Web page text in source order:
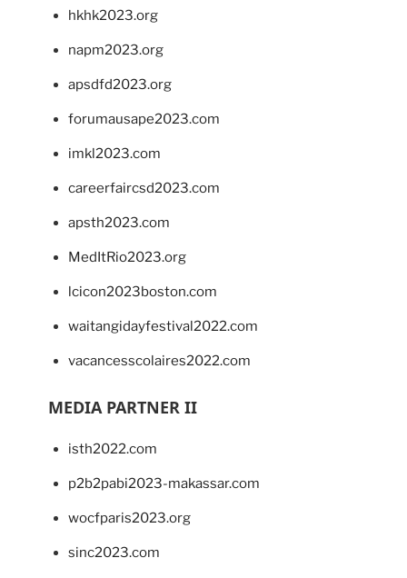
hkhk2023.org
napm2023.org
apsdfd2023.org
forumausape2023.com
imkl2023.com
careerfaircsd2023.com
apsth2023.com
MedItRio2023.org
lcicon2023boston.com
waitangidayfestival2022.com
vacancesscolaires2022.com
MEDIA PARTNER II
isth2022.com
p2b2pabi2023-makassar.com
wocfparis2023.org
sinc2023.com